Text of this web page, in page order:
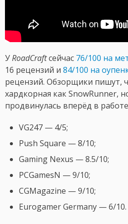
УRoadCraftсейчас 76/100 на
16 рецензий и 84/100 на
рецензий. Обзорщики пишут,
хардкорная как SnowRunner,
продвинулась вперёд в
VG247 — 4/5;
Push Square — 8/10;
Gaming Nexus — 8.5/10;
PCGamesN — 9/10;
CGMagazine — 9/10;
Eurogamer Germany — 6/10.